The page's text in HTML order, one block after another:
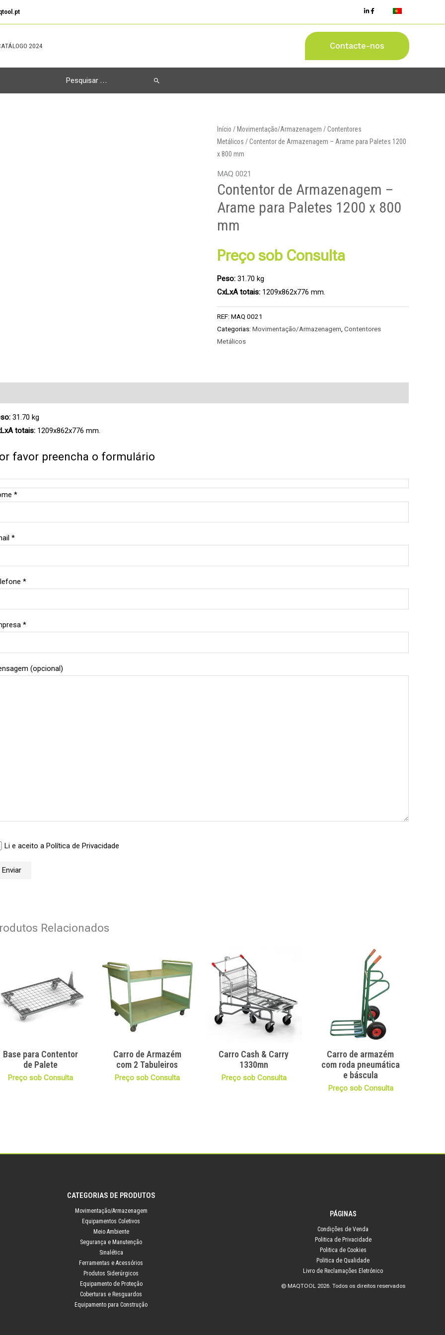
2024 Contacte-nos
for:
Início / Movimentação/Armazenagem /Contentores
Metálicos / Contentor de Armazenagem – Arame para Paletes 1200
x 800 mm
MAQ 0021
Contentor de Armazenagem –
Arame para Paletes 1200 x 800
mm
Preço sob Consulta
Peso: 31.70 kg
CxLxA totais: 1209x862x776 mm.
REF:MAQ 0021
Categorias:Movimentação/Armazenagem ,Contentores
Metálicos
31.70 kg
totais: 1209x862x776 mm.
favor preencha o formulário
*
*
*
*
(opcional)
Li e aceito a Política de Privacidade
Relacionados
Base para Contentor
de Palete
Preço sob Consulta
Carro de Armazém
com 2 Tabuleiros
Preço sob Consulta
Carro Cash & Carry
1330mn
Preço sob Consulta
Carro de armazém
com roda pneumática
e báscula
Preço sob Consulta
CATEGORIAS DE PRODUTOS
Movimentação/Armazenagem
Equipamentos Coletivos
Meio Ambiente
Segurança e Manutenção
Sinalética
Ferramentas e Acessórios
Produtos Siderúrgicos
Equipamento de Proteção
Coberturas e Resguardos
Equipamento para Construção
PÁGINAS
Condições de Venda
Politica de Privacidade
Politica de Cookies
Politica de Qualidade
Livro de Reclamações Eletrónico
© MAQTOOL 2026. Todos os direitos reservados